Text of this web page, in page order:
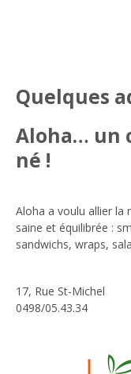
Quelques
Aloha… un
né !
Aloha a voulu allier la
saine et équilibrée :
sandwichs, wraps,
17, Rue St-Michel
0498/05.43.34